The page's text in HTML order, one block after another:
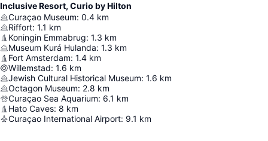
Inclusive Resort, Curio by Hilton
Curaçao Museum: 0.4 km
Riffort: 1.1 km
Koningin Emmabrug: 1.3 km
Museum Kurá Hulanda: 1.3 km
Fort Amsterdam: 1.4 km
Willemstad: 1.6 km
Jewish Cultural Historical Museum: 1.6 km
Octagon Museum: 2.8 km
Curaçao Sea Aquarium: 6.1 km
Hato Caves: 8 km
Curaçao International Airport: 9.1 km